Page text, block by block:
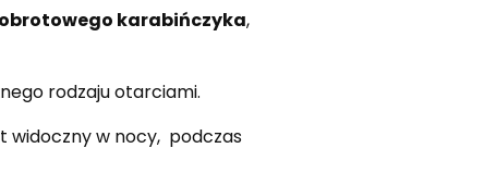
obrotowego karabińczyka,
rodzaju otarciami.
widoczny w nocy, podczas